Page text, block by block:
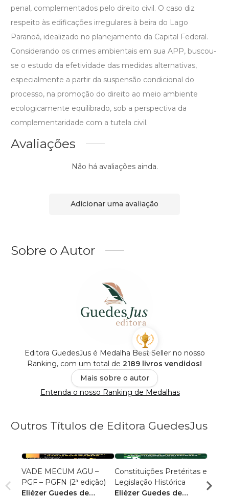
penal, complementados pelo direito civil. O caso diz
respeito às edificações irregulares à beira do Lago
Paranoá, idealizado no planejamento da Capital Federal.
Considerando os crimes ambientais em sua APP, buscou-
se o estudo da efetividade das medidas alternativas,
especialmente a partir da suspensão condicional do
processo, na promoção do direito ao meio ambiente
ecologicamente equilibrado, sob a perspectiva da
complementaridade com a tutela civil.
Avaliações
Não há avaliações ainda.
Adicionar uma avaliação
Sobre o Autor
Editora GuedesJus é Medalha Best Seller no nosso
Ranking, com um total de 2189 livros vendidos!
Mais sobre o autor
Entenda o nosso Ranking de Medalhas
Outros Títulos de Editora GuedesJus
VADE MECUM AGU –
PGF – PGFN (2ª edição)
Eliézer Guedes de
Constituições Pretéritas e
Legislação Histórica
Eliézer Guedes de
Militar